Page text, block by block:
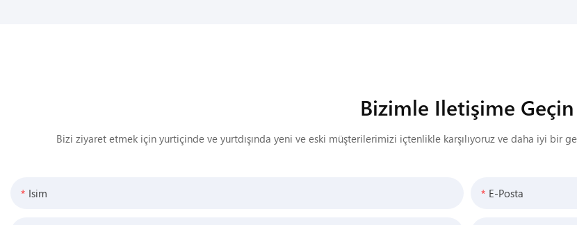
Bizimle Iletişime Geçin
Bizi ziyaret etmek için yurtiçinde ve yurtdışında yeni ve eski müşterilerimizi içtenlikle karşılıyoruz ve daha iyi bir
Isim E-Posta